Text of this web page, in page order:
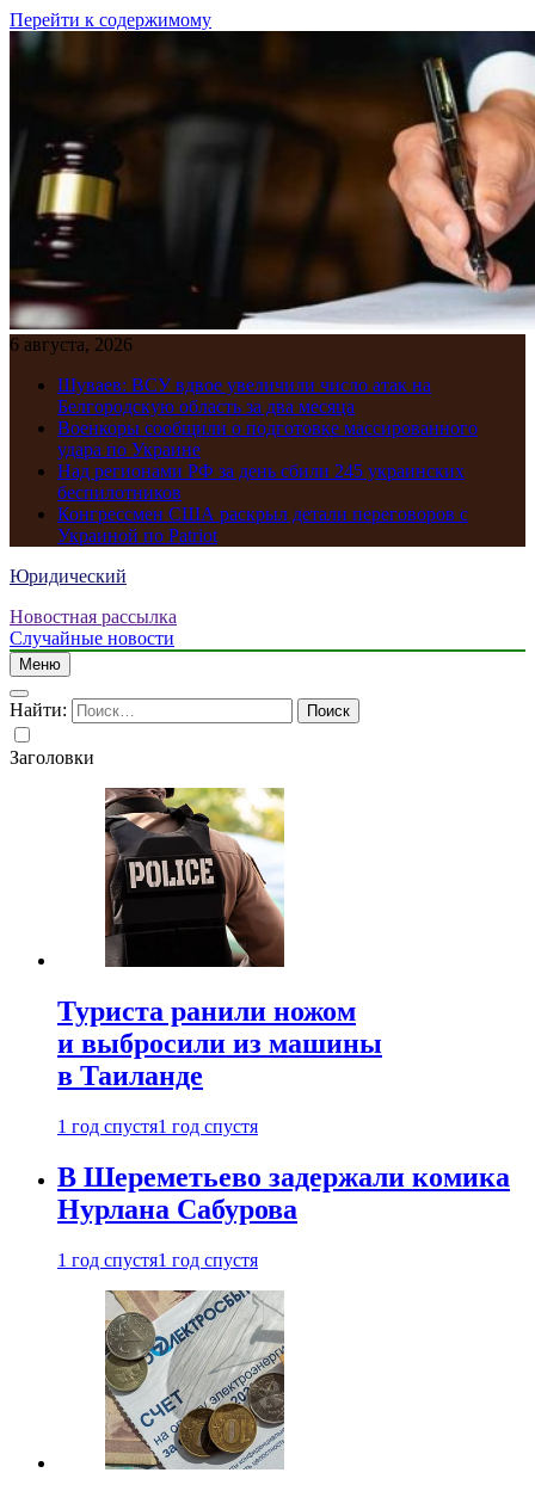
Перейти к содержимому
6 августа, 2026
Шуваев: ВСУ вдвое увеличили число атак на
Белгородскую область за два месяца
Военкоры сообщили о подготовке массированного
удара по Украине
Над регионами РФ за день сбили 245 украинских
беспилотников
Конгрессмен США раскрыл детали переговоров с
Украиной по Patriot
Юридический
Новостная рассылка
Случайные новости
Меню
Найти:
Заголовки
Туриста ранили ножом
и выбросили из машины
в Таиланде
1 год спустя1 год спустя
В Шереметьево задержали комика
Нурлана Сабурова
1 год спустя1 год спустя